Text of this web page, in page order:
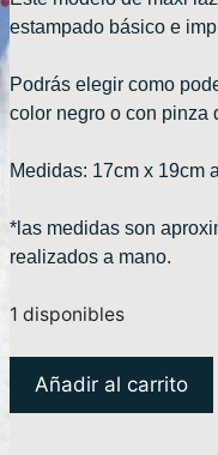
estampado básico e
Podrás elegir como
color negro o con pinza
Medidas: 17cm x 19cm
*las medidas son
realizados a mano.
1 disponibles
Añadir al carrito